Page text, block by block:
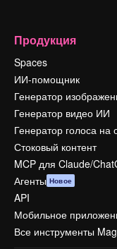
Продукция
Spaces
ИИ-помощник
Генератор
Генератор видео ИИ
Генератор голоса на
Стоковый контент
MCP для Claude/
Агенты Новое
API
Мобильное
Все инструменты